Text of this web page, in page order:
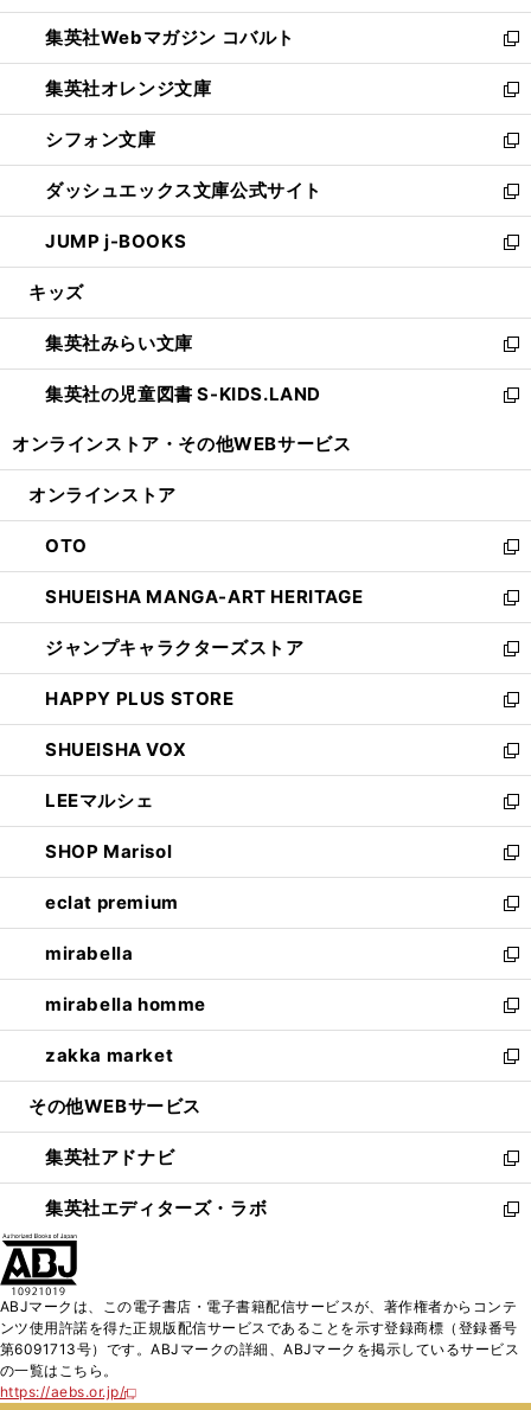
開
く
ウ
で
開
く
ン
ド
ウ
で
開
く
ウ
ィ
ン
ド
ウ
で
開
く
集英社Webマガジン コバルト
新
し
い
ウ
ィ
ン
ド
ウ
で
開
集英社オレンジ文庫
新
し
い
ウ
ィ
ン
ド
ウ
開
く
シフォン文庫
新
し
い
ウ
ィ
ン
ウ
で
開
く
ダッシュエックス文庫公式サイト
新
し
い
ウ
ン
ド
ウ
で
JUMP j-BOOKS
新
し
ウ
ィ
ン
ド
開
キッズ
集英社みらい文庫
新
し
い
ン
ウ
で
開
く
集英社の児童図書 S-KIDS.LAND
新
ウ
ン
ド
ウ
で
開
く
オンラインストア・ その他WEBサービス
オンラインストア
OTO
新
し
い
ウ
ィ
ン
ド
ウ
で
開
く
SHUEISHA MANGA-ART HERITAGE
新
し
い
ウ
ィ
ン
ド
ウ
で
開
く
ジャンプキャラクターズストア
新
し
い
ウ
ィ
ン
ド
ウ
で
開
く
HAPPY PLUS STORE
新
し
い
ウ
ィ
ン
ド
ウ
で
開
く
SHUEISHA VOX
新
し
い
ウ
ィ
ン
ド
ウ
で
開
く
LEEマルシェ
新
し
い
ウ
ィ
ン
ド
ウ
で
開
く
SHOP Marisol
新
し
い
ウ
ィ
ン
ド
ウ
で
開
eclat premium
新
し
い
ウ
ィ
ン
ド
ウ
開
く
mirabella
新
し
い
ウ
ィ
ン
ウ
で
開
く
mirabella homme
新
し
い
ウ
ン
ド
ウ
で
zakka market
新
し
ウ
ィ
ン
ド
く
その他WEBサービス
集英社アドナビ
新
し
い
ド
ウ
で
集英社エディターズ・ラボ
新
ィ
ン
ABJマークは、この電子書店・電子書籍配信サービスが、著作権者からコンテ
ンツ使用許諾を得た正規版配信サービスであることを示す登録商標（登録番号
第6091713号）です。ABJマークの詳細、ABJマークを掲示しているサービス
の一覧はこちら。
https://aebs.or.jp/
新